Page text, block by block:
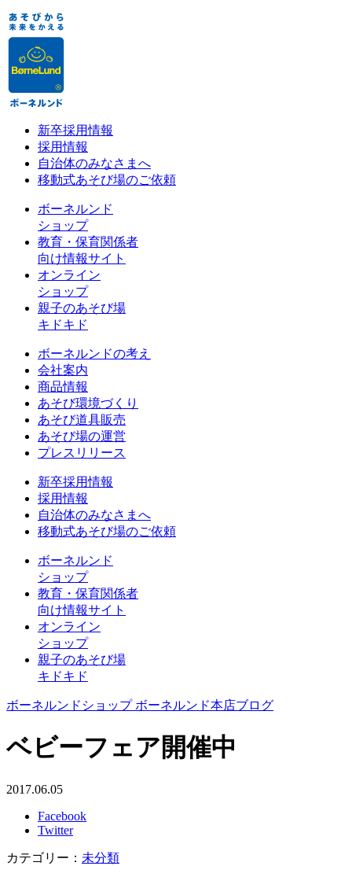
新卒採用情報
採用情報
自治体のみなさまへ
移動式あそび場のご依頼
ボーネルンド
ショップ
教育・保育関係者
向け情報サイト
オンライン
ショップ
親子のあそび場
キドキド
ボーネルンドの考え
会社案内
商品情報
あそび環境づくり
あそび道具販売
あそび場の運営
プレスリリース
新卒採用情報
採用情報
自治体のみなさまへ
移動式あそび場のご依頼
ボーネルンド
ショップ
教育・保育関係者
向け情報サイト
オンライン
ショップ
親子のあそび場
キドキド
ボーネルンドショップ ボーネルンド本店ブログ
ベビーフェア開催中
2017.06.05
Facebook
Twitter
カテゴリー： 未分類